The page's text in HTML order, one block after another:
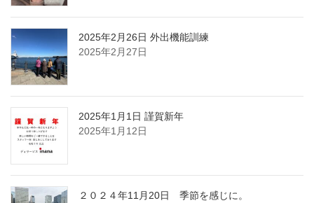
2025年2月26日 外出機能訓練
2025年2月27日
2025年1月1日 謹賀新年
2025年1月12日
２０２４年11月20日 季節を感じに。